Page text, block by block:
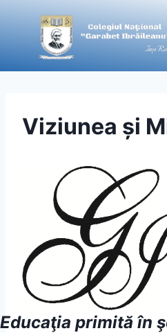
content
Viziunea și
Educaţia primită în